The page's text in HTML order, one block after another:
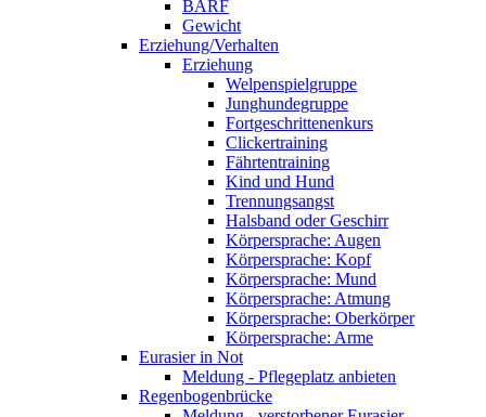
BARF
Gewicht
Erziehung/Verhalten
Erziehung
Welpenspielgruppe
Junghundegruppe
Fortgeschrittenenkurs
Clickertraining
Fährtentraining
Kind und Hund
Trennungsangst
Halsband oder Geschirr
Körpersprache: Augen
Körpersprache: Kopf
Körpersprache: Mund
Körpersprache: Atmung
Körpersprache: Oberkörper
Körpersprache: Arme
Eurasier in Not
Meldung - Pflegeplatz anbieten
Regenbogenbrücke